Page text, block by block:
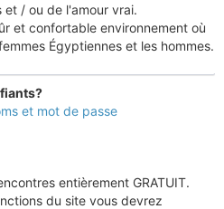
/ ou de l'amour vrai.
et confortable environnement où
Égyptiennes et les hommes.
et mot de passe
entièrement GRATUIT.
du site vous devrez